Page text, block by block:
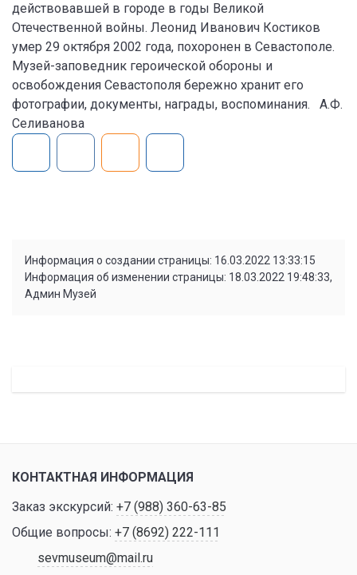
действовавшей в городе в годы Великой
Отечественной войны. Леонид Иванович Костиков
умер 29 октября 2002 года, похоронен в Севастополе.
Музей-заповедник героической обороны и
освобождения Севастополя бережно хранит его
фотографии, документы, награды, воспоминания. А.Ф.
Селиванова
Информация о создании страницы: 16.03.2022 13:33:15
Информация об изменении страницы: 18.03.2022 19:48:33,
Админ Музей
КОНТАКТНАЯ ИНФОРМАЦИЯ
Заказ экскурсий: +7 (988) 360-63-85
Общие вопросы: +7 (8692) 222-111
sevmuseum@mail.ru